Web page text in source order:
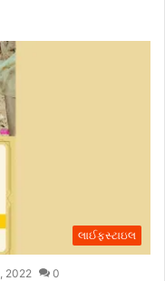
લાઈફસ્ટાઇલ
2022 0